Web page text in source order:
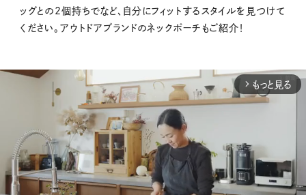
ッグとの2個持ちでなど、自分にフィットするスタイルを見つけて
ください。アウトドアブランドのネックポーチもご紹介！
arrow_forward_ios もっと見る